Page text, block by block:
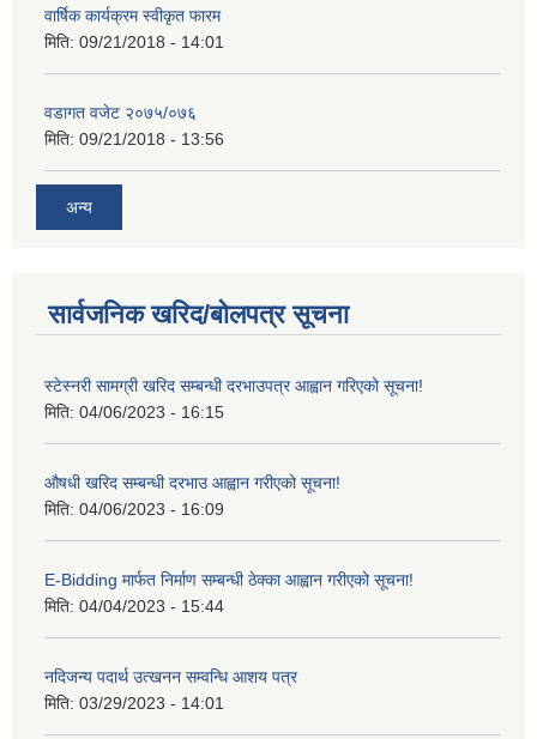
वार्षिक कार्यक्रम स्वीकृत फारम
मिति: 09/21/2018 - 14:01
वडागत वजेट २०७५/०७६
मिति: 09/21/2018 - 13:56
अन्य
सार्वजनिक खरिद/बोलपत्र सूचना
स्टेस्नरी सामग्री खरिद सम्बन्धी दरभाउपत्र आह्वान गरिएको सूचना!
मिति: 04/06/2023 - 16:15
औषधी खरिद सम्बन्धी दरभाउ आह्वान गरीएको सूचना!
मिति: 04/06/2023 - 16:09
E-Bidding मार्फत निर्माण सम्बन्धी ठेक्का आह्वान गरीएको सूचना!
मिति: 04/04/2023 - 15:44
नदिजन्य पदार्थ उत्खनन सम्वन्धि आशय पत्र
मिति: 03/29/2023 - 14:01